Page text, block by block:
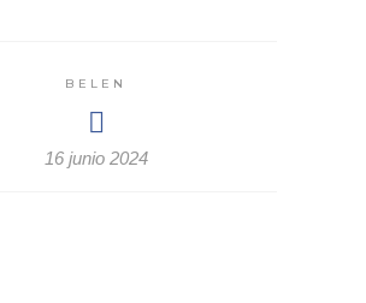
BELEN
16 junio 2024